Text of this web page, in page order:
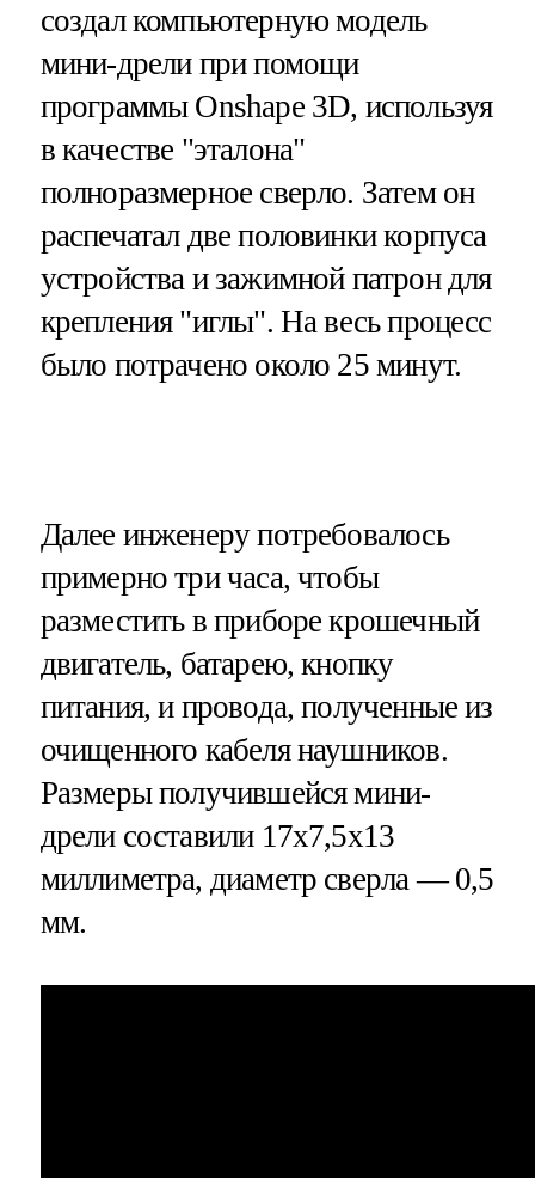
создал компьютерную модель
мини-дрели при помощи
программы Onshape 3D, используя
в качестве "эталона"
полноразмерное сверло. Затем он
распечатал две половинки корпуса
устройства и зажимной патрон для
крепления "иглы". На весь процесс
было потрачено около 25 минут.
Далее инженеру потребовалось
примерно три часа, чтобы
разместить в приборе крошечный
двигатель, батарею, кнопку
питания, и провода, полученные из
очищенного кабеля наушников.
Размеры получившейся мини-
дрели составили 17х7,5х13
миллиметра, диаметр сверла — 0,5
мм.